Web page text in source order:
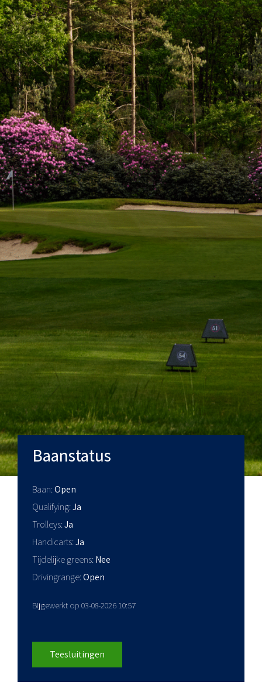
Baanstatus
Baan Open
Qualifying Ja
Trolleys Ja
Handicarts Ja
Tijdelijke greens Nee
Drivingrange Open
Bijgewerkt op 03-08-2026 10:57
Teesluitingen